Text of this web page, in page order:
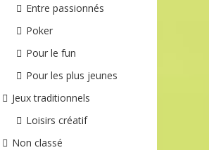
Entre passionnés
Poker
Pour le fun
Pour les plus jeunes
Jeux traditionnels
Loisirs créatif
Non classé